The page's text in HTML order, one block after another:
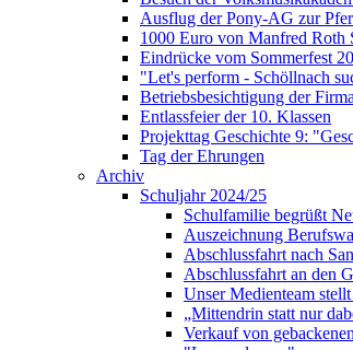
Ausflug der Pony-AG zur
1000 Euro von Manfred Roth
Eindrücke vom Sommerfest
"Let's perform - Schöllnach
Betriebsbesichtigung der
Entlassfeier der 10. Klassen
Projekttag Geschichte 9:
Tag der Ehrungen
Archiv
Schuljahr 2024/25
Schulfamilie begrüßt
Auszeichnung
Abschlussfahrt nach
Abschlussfahrt an den
Unser Medienteam
„Mittendrin statt nur
Verkauf von